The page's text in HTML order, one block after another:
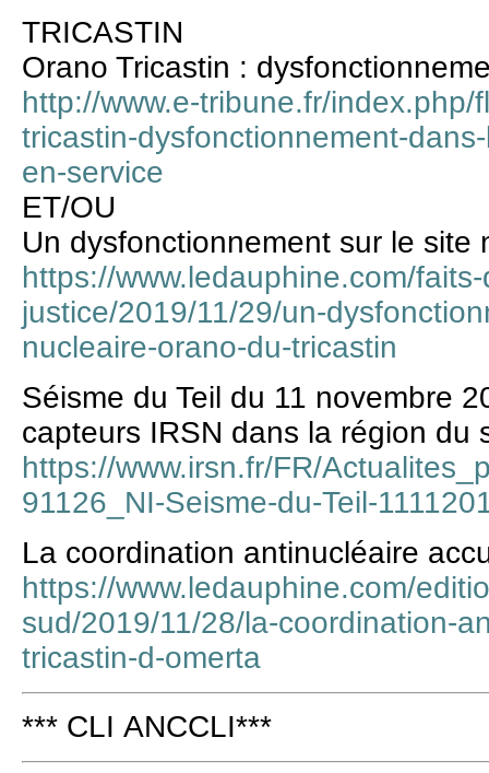
TRICASTIN
Orano Tricastin :
http://www.e-tribune.fr/
tricastin-dysfonctionnement-
en-service
ET/OU
Un dysfonctionnement sur le site
https://www.ledauphine.com/
justice/2019/11/29/un-
nucleaire-orano-du-tricastin
Séisme du Teil du 11 novembre
capteurs IRSN dans la région du
https://www.irsn.fr/FR/
91126_NI-Seisme-du-Teil-
La coordination antinucléaire
https://www.ledauphine.com/
sud/2019/11/28/la-coordination-
tricastin-d-omerta
*** CLI ANCCLI***